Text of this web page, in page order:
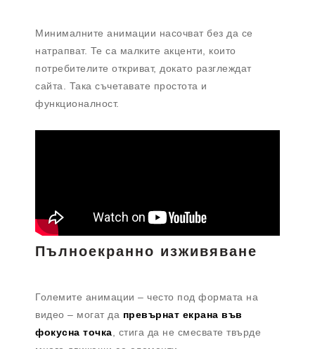
Минималните анимации насочват без да се
натрапват. Те са малките акценти, които
потребителите откриват, докато разглеждат
сайта. Така съчетавате простота и
функционалност.
Пълноекранно изживяване
Големите анимации – често под формата на
видео – могат да превърнат екрана във
фокусна точка, стига да не смесвате твърде